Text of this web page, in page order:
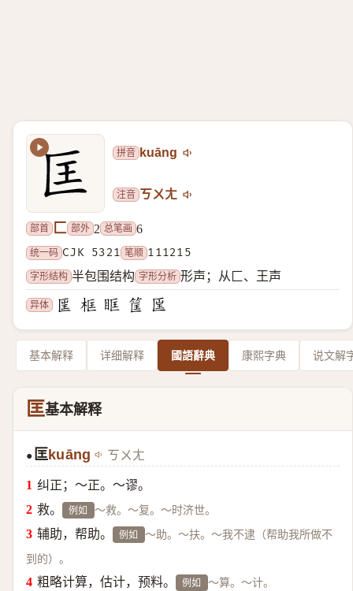
拼音 kuāng
注音 ㄎㄨㄤ
部首 匚 部外 2 总笔画 6
统一码 CJK 5321 笔顺 111215
字形结构 半包围结构 字形分析 形声；从匚、王声
异体
基本解释 详细解释 國語辭典 康熙字典 说文解
匡基本解释
● 匡kuāng ㄎㄨㄤ
纠正；～正。～谬。
救。
例如 ～救。～复。～时济世。
辅助，帮助。 例如 ～助。～扶。～我不逮（帮助我所做不
到的）。
粗略计算，估计，预料。 例如 ～算。～计。